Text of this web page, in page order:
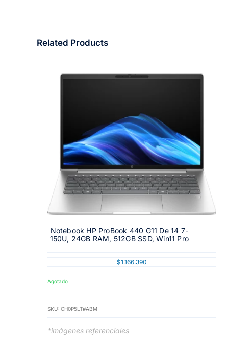
Related Products
Notebook HP ProBook 440 G11 De 14 7-
150U, 24GB RAM, 512GB SSD, Win11 Pro
$1.166.390
Agotado
SKU: CH0P5LT#ABM
*imágenes referenciales